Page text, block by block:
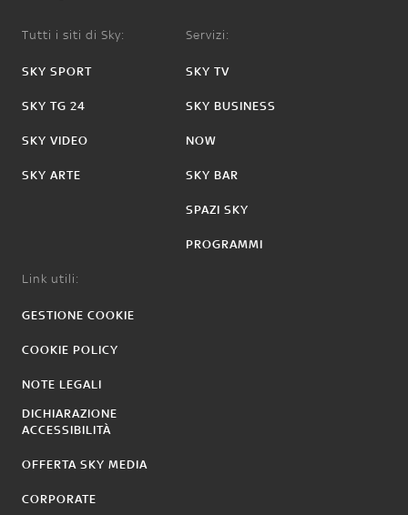
Tutti i siti di Sky:
SKY SPORT
SKY TG 24
SKY VIDEO
SKY ARTE
Servizi:
SKY TV
SKY BUSINESS
NOW
SKY BAR
SPAZI SKY
PROGRAMMI
Link utili:
GESTIONE COOKIE
COOKIE POLICY
NOTE LEGALI
DICHIARAZIONE
ACCESSIBILITÀ
OFFERTA SKY MEDIA
CORPORATE